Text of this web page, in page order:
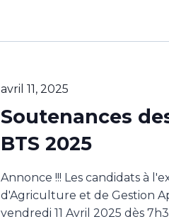
avril 11, 2025
Soutenances
BTS 2025
Annonce !!! Les candidats à
d'Agriculture et de Gestion
vendredi 11 Avril 2025 dès